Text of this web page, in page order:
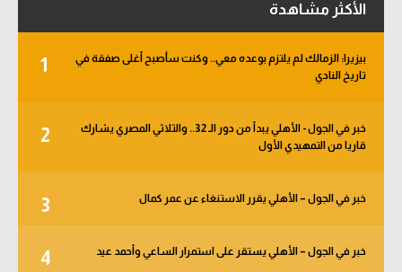
الأكثر مشاهدة
1
بيزيرا: الزمالك لم يلتزم بوعده معي.. وكنت سأصبح أغلى صفقة في
تاريخ النادي
2
خبر في الجول - الأهلي يبدأ من دور الـ 32.. والثلاثي المصري يشارك
قاريا من التمهيدي الأول
3 خبر في الجول – الأهلي يقرر الاستنغاء عن عمر كمال
4 خبر في الجول – الأهلي يستقر على استمرار الساعي وأحمد عيد